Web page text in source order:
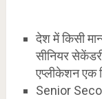
देश में किसी
सीनियर
एप्लीकेशन एक
Senior